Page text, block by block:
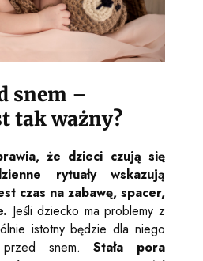
snem –
tak ważny?
że dzieci czują się
rytuały wskazują
czas na zabawę, spacer,
Jeśli dziecko ma problemy z
istotny będzie dla niego
przed snem.Stała pora